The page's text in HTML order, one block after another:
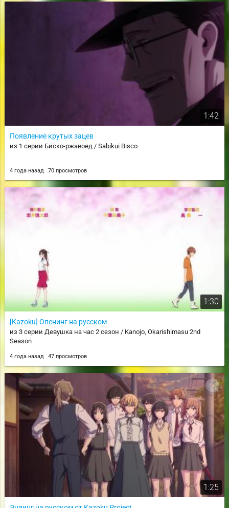
1:42
Появление крутых зацев
из 1 серии Биско-ржавоед / Sabikui Bisco
4 года назад 70 просмотров
1:30
[Kazoku] Опенинг на русском
из 3 серии Девушка на час 2 сезон / Kanojo, Okarishimasu 2nd
Season
4 года назад 47 просмотров
1:25